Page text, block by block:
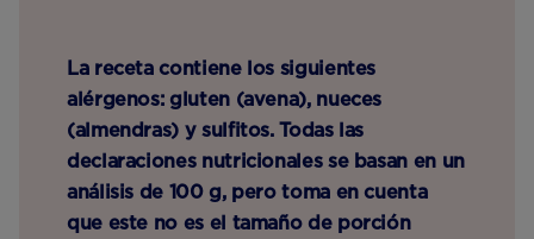
La receta contiene los siguientes
alérgenos: gluten (avena), nueces
(almendras) y sulfitos. Todas las
declaraciones nutricionales se basan en un
análisis de 100 g, pero toma en cuenta
que este no es el tamaño de porción